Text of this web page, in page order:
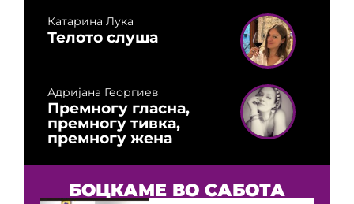
Катарина Лука
Телото слуша
Адријана Георгиев
Премногу гласна,
премногу тивка,
премногу жена
БОЦКАМЕ ВО САБОТА